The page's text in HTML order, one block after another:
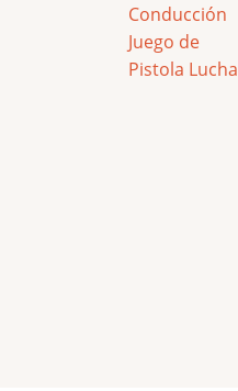
Conducción
Juego de
Pistola Lucha